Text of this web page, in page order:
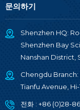
문의하기
Shenzhen HQ:
Shenzhen Bay
Nanshan District,
Chengdu Branch:
Tianfu Avenue,
전화 : +86 (0)28-